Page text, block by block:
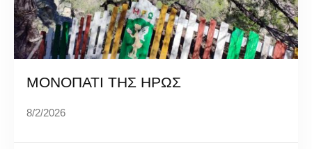
ΜΟΝΟΠΑΤΙ ΤΗΣ ΗΡΩΣ
8/2/2026